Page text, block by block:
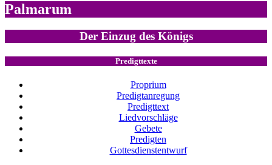
Palmarum
Der Einzug des Königs
Predigttexte
Proprium
Predigtanregung
Predigttext
Liedvorschläge
Gebete
Predigten
Gottesdienstentwurf